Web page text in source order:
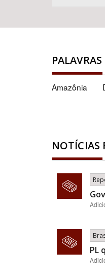
PALAVRAS
Amazônia
NOTÍCIAS
PL